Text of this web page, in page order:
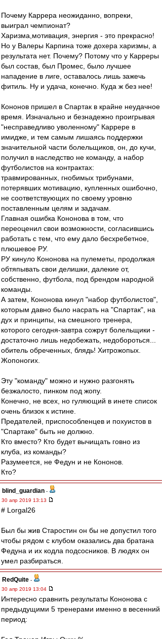
Почему Каррера неожиданно, вопреки,
выиграл чемпионат?
Харизма,мотивация, энергия - это прекрасно!
Но у Валеры Карпина тоже дохера харизмы, а
результата нет. Почему? Потому что у Карреры
был состав, был Промес, было лучшее
нападение в лиге, оставалось лишь зажечь
фитиль. Ну и удача, конечно. Куда ж без нее!
Кононов пришел в Спартак в крайне неудачное
время. Изначально и безнадежно проигрывая
"несправедливо уволенному" Каррере в
имидже, и тем самым лишаясь поддержки
значительной части болельщиков, он, до кучи,
получил в наследство не команду, а набор
футболистов на контрактах:
травмированных, гнобимых трибунами,
потерявших мотивацию, купленных ошибочно,
не соответствующих по своему уровню
поставленным целям и задачам.
Главная ошибка Кононова в том, что
переоценил свои возможности, согласившись
работать с тем, что ему дало бесхребетное,
плюшевое РУ.
РУ кинуло Кононова на пулеметы, продолжая
обтяпывать свои делишки, далекие от,
собственно, футбола, под брендом народной
команды.
А затем, Кононова кинул "набор футболистов",
которым давно было насрать на "Спартак", на
дух и принципы, на смешного тренера,
которого сегодня-завтра сожрут болельщики -
достаточно лишь недобежать, недобороться...
обитель обреченных, блядь! Хитрожопых.
Жопоногих.
Эту "команду" можно и нужно разгонять
безжалосто, пинком под жопу.
Конечно, не всех, но гуляющий в инете список
очень близок к истине.
Предателей, приспособленцев и похуистов в
"Спартаке" быть не должно.
Кто вместо? Кто будет вычищать говно из
клуба, из команды?
Разумеется, не Федун и не Кононов.
Кто?
blind_guardian -
30 апр 2019 13:13
# Lorgal26
Был бы жив Старостин он бы не допустил того
чтобы рядом с клубом оказались два братана
Федуна и их кодла подсосников. В людях он
умел разбираться.
RedQuite -
30 апр 2019 13:04
Интересно сравнить результаты Кононова с
предыдущими 5 тренерами именно в весенний
период: